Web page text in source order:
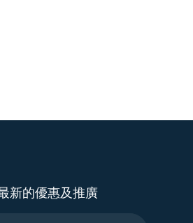
新的優惠及推廣